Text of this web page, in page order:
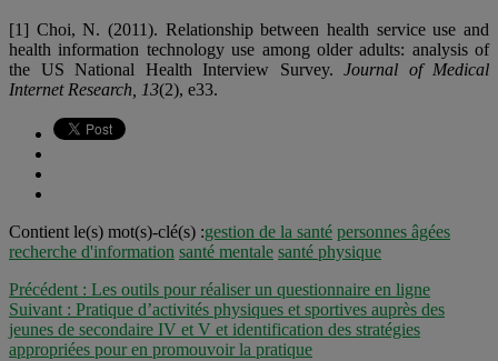
[1] Choi, N. (2011). Relationship between health service use and
health information technology use among older adults: analysis of
the US National Health Interview Survey. Journal of Medical
Internet Research, 13(2), e33.
Contient le(s) mot(s)-clé(s) :gestion de la santé personnes âgées
recherche d'information santé mentale santé physique
Précédent : Les outils pour réaliser un questionnaire en ligne
Suivant : Pratique d’activités physiques et sportives auprès des
jeunes de secondaire IV et V et identification des stratégies
appropriées pour en promouvoir la pratique